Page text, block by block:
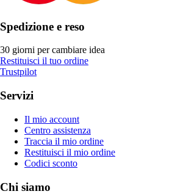
Spedizione e reso
30 giorni per cambiare idea
Restituisci il tuo ordine
Trustpilot
Servizi
Il mio account
Centro assistenza
Traccia il mio ordine
Restituisci il mio ordine
Codici sconto
Chi siamo